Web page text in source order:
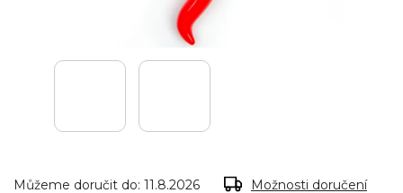
Můžeme doručit do: 11.8.2026 Možnosti doručení